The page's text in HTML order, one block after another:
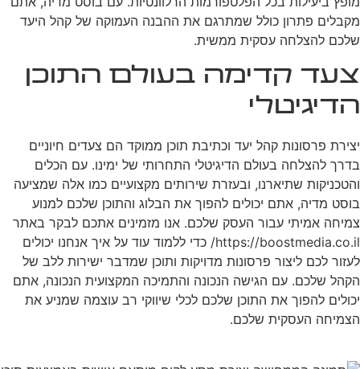
מקבלים פתרון כולל שמתרגם את ההבנה העמוקה של קהל היעד
שלכם להצלחה עסקית ממשית.
צעד קדימה בעולם התוכן
הדיגיטלי
יצירת פרסונות קהל יעד וכתיבת תוכן ממוקד הם צעדים חיוניים
בדרך להצלחה בעולם הדיגיטלי התחרותי של ימינו. עם הכלים
והטכניקות שתיארנו, ובעזרת שירותים מקצועיים כמו אלה שמציעה
בוסט מדיה, אתם יכולים להפוך את הבלוג והתוכן שלכם למנוע
צמיחה אמיתי עבור העסק שלכם. אנו מזמינים אתכם לבקר באתר
https://boostmedia.co.il/ כדי ללמוד עוד על איך אנחנו יכולים
לעזור לכם ליצור פרסונות מדויקות ותוכן שמדבר ישירות ללב של
הקהל שלכם. עם הגישה הנכונה והתמיכה המקצועית הנכונה, אתם
יכולים להפוך את התוכן שלכם לכלי שיווקי רב עוצמה שמניע את
הצמיחה העסקית שלכם.